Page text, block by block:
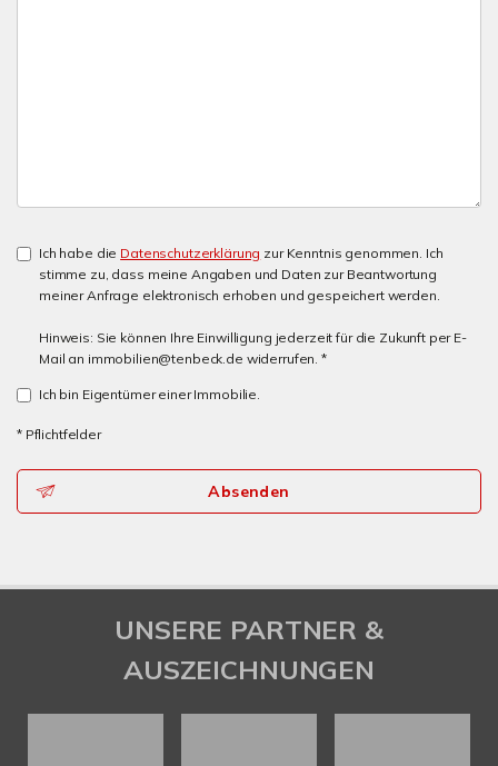
Ich habe die Datenschutzerklärung zur Kenntnis genommen. Ich
stimme zu, dass meine Angaben und Daten zur Beantwortung
meiner Anfrage elektronisch erhoben und gespeichert werden.
Hinweis: Sie können Ihre Einwilligung jederzeit für die Zukunft per E-
Mail an immobilien@tenbeck.de widerrufen. *
Ich bin Eigentümer einer Immobilie.
* Pflichtfelder
Absenden
UNSERE PARTNER &
AUSZEICHNUNGEN